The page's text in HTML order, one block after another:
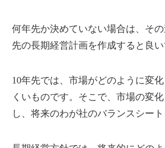
何年先か決めていない場合は、そ
先の長期経営計画を作成すると良い
10年先では、市場がどのように変
くいものです。そこで、市場の変
し、将来のわが社のバランスシート